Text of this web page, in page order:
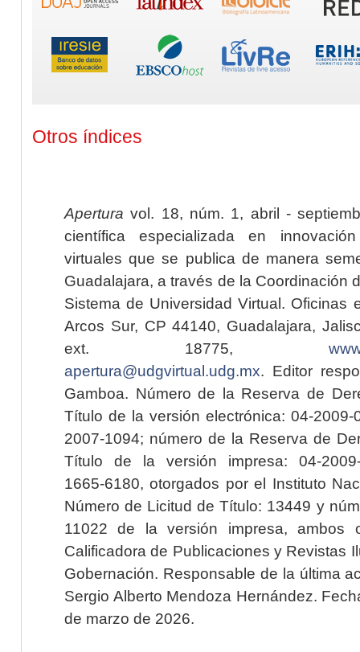
Otros índices
Apertura vol. 18, núm. 1, abril -
científica especializada en
virtuales que se publica de manera
Guadalajara, a través de la Coordinación
Sistema de Universidad Virtual. Oficinas
Arcos Sur, CP 44140, Guadalajara,
ext. 18775,
apertura@udgvirtual.udg.mx. Editor
Gamboa. Número de la Reserva de
Título de la versión electrónica: 04-2009-
2007-1094; número de la Reserva de
Título de la versión impresa: 04-2009-
1665-6180, otorgados por el Instituto
Número de Licitud de Título: 13449 y
11022 de la versión impresa, ambos
Calificadora de Publicaciones y Revistas
Gobernación. Responsable de la última
Sergio Alberto Mendoza Hernández.
de marzo de 2026.